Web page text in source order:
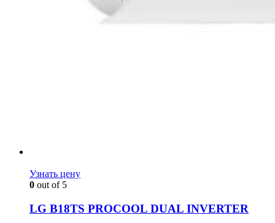
Узнать цену
0 out of 5
LG B18TS PROCOOL DUAL INVERTER